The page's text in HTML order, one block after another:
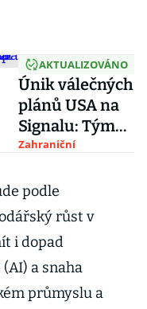
AKTUALIZOVÁNO
Únik válečných
plánů USA na
Signalu: Tým
Donalda
bombardování
a nadával
Evropanům do
příživníků
Zahraniční
podle
růst v
i dopad
a snaha
průmyslu a